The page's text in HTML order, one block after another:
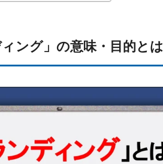
ング」の意味・目的とは